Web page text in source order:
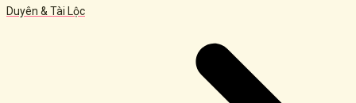
Duyên & Tài Lộc